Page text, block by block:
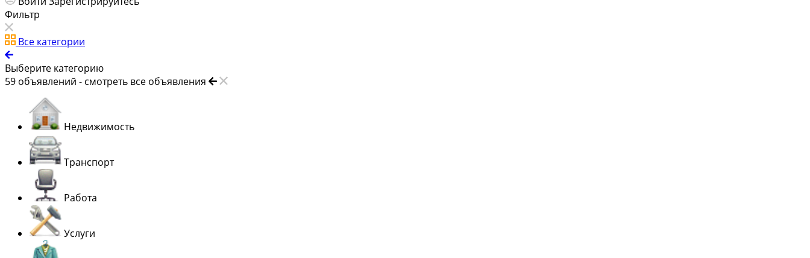
Фильтр
Все категории
Выберите категорию
59 объявлений - смотреть все объявления
Недвижимость
Транспорт
Работа
Услуги